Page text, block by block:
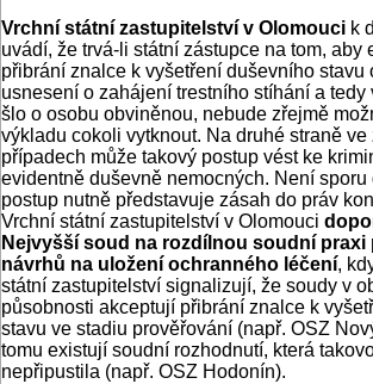
Vrchní státní zastupitelství v Olomouci k
uvádí, že trvá-li státní zástupce na tom, aby
přibrání znalce k vyšetření duševního stavu
usnesení o zahájení trestního stíhání a tedy
šlo o osobu obviněnou, nebude zřejmě
výkladu cokoli vytknout. Na druhé straně
případech může takový postup vést ke
evidentně duševně nemocných. Není sporu
postup nutně představuje zásah do práv
Vrchní státní zastupitelství v Olomouci
Nejvyšší soud na rozdílnou soudní praxi
návrhů na uložení ochranného léčení,
státní zastupitelství signalizují, že soudy v
působnosti akceptují přibrání znalce k
stavu ve stadiu prověřování (např. OSZ
tomu existují soudní rozhodnutí, která
nepřipustila (např. OSZ Hodonín).